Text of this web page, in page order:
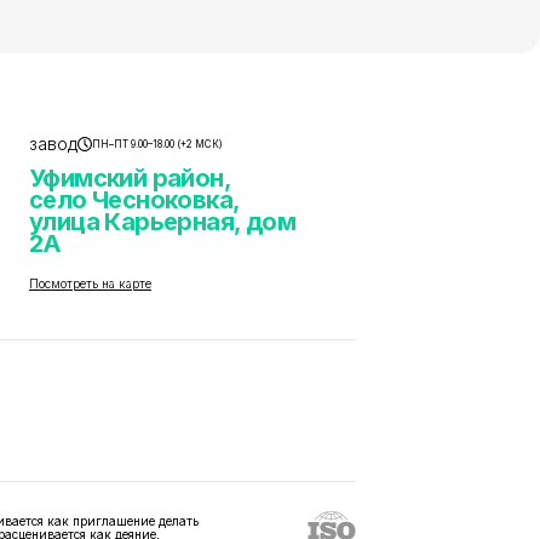
завод ПН–ПТ 9.00–18.00 (+2 МСК)
Уфимский район,
село Чесноковка,
улица Карьерная, дом
2А
Посмотреть на карте
как приглашение делать
как деяние,